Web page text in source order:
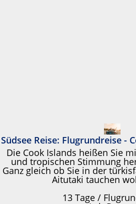
Südsee Reise: Flugrundreise -
Die Cook Islands heißen Sie
und tropischen Stimmung
Ganz gleich ob Sie in der
Aitutaki tauchen
13 Tage /